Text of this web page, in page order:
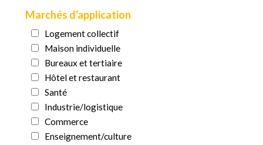
et de l’hospitalier, ventilation de cuisines,
filtration dans datacenters et autres
process), la ventilation et la qualité d’air est
l’enjeu majeur que les professionnels du CVC
vont devoir saisir pour concevoir
durablement les bâtiments neufs ou
réhabilités.
Cette rubrique intitulée « Ventilation et
Marchés d'application
Logement collectif
Maison individuelle
Bureaux et tertiaire
Hôtel et restaurant
Santé
Industrie/logistique
Commerce
Enseignement/culture